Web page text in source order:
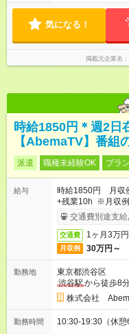
気になる！
掲載元企業名
時給1850円＊週2日
【AbemaTV】番組
派遣 職種未経験OK ブラ
給与
時給1850円 月収
+残業10h ※月収
取りサービス利用
交通費別途支給
交通費 1ヶ月3万
月収例 30万円～
勤務地
東京都渋谷区
渋谷駅から徒歩8
株式会社
勤務時間 10:30-19:30（休